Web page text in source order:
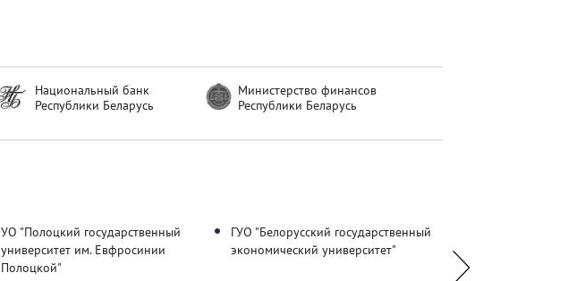
Национальный банк
Республики Беларусь
Министерство финансов
Республики Беларусь
УО "Полоцкий государственный
университет им. Евфросинии
Полоцкой"
ГУО "Белорусский государственный
экономический университет"